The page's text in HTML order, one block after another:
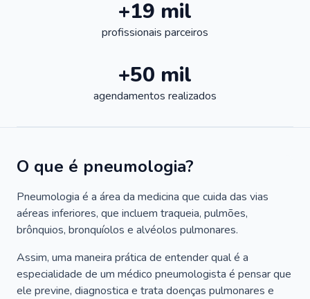
+19 mil
profissionais parceiros
+50 mil
agendamentos realizados
O que é pneumologia?
Pneumologia é a área da medicina que cuida das vias
aéreas inferiores, que incluem traqueia, pulmões,
brônquios, bronquíolos e alvéolos pulmonares.
Assim, uma maneira prática de entender qual é a
especialidade de um médico pneumologista é pensar que
ele previne, diagnostica e trata doenças pulmonares e